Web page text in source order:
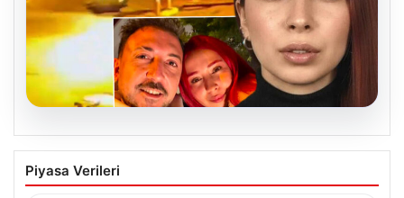
07.08.2026
Nilda Müge Şahin Cinayetinde Güncel
Gelişmeler ve Yeni Ayrıntılar
Piyasa Verileri